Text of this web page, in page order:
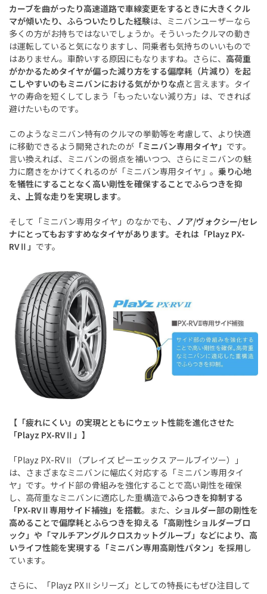
カーブを曲がったり高速道路で車線変更をするときに大きくクル
マが傾いたり、ふらついたりした経験は、ミニバンユーザーなら
多くの方がお持ちではないでしょうか。そういったクルマの動き
は運転していると気になりますし、同乗者も気持ちのいいもので
はありません。車酔いする原因にもなりますね。さらに、 高荷重
がかかるためタイヤが偏った減り方をする偏摩耗（片減り）を起
こしやすいのもミニバンにおける気がかりな点 と言えます。タイ
ヤの寿命を短くしてしまう「もったいない減り方」は、できれば
避けたいものです。
このようなミニバン特有のクルマの挙動等を考慮して、より快適
に移動できるよう開発されたのが 「ミニバン専用タイヤ」 です。
言い換えれば、ミニバンの弱点を補いつつ、さらにミニバンの魅
力に磨きをかけてくれるのが「ミニバン専用タイヤ」。 乗り心地
を犠牲にすることなく高い剛性を確保することでふらつきを抑
え、上質な走りを実現します。
そして「ミニバン専用タイヤ」のなかでも、 ノア/ヴォクシー/セレ
ナにとってもおすすめなタイヤがあります。それは「Playz PX-
RVⅡ」 です。
【「疲れにくい」の実現とともにウェット性能を進化させた
「Playz PX-RVⅡ」】
「Playz PX-RVⅡ（プレイズ ピーエックス アールブイツー）」
は、さまざまなミニバンに幅広く対応する「ミニバン専用タイ
ヤ」です。サイド部の骨組みを強化することで高い剛性を確保
し、高荷重なミニバンに適応した重構造でふらつきを抑制する
「PX-RVⅡ専用サイド補強」を搭載。また、 ショルダー部の剛性を
高めることで偏摩耗とふらつきを抑える「高剛性ショルダーブロ
ック」や「マルチアングルクロスカットグルーブ」などにより、高
いライフ性能を実現する「ミニバン専用高剛性パタン」を採用 し
ています。
さらに、「Playz PXⅡシリーズ」としての特長にもぜひ注目して